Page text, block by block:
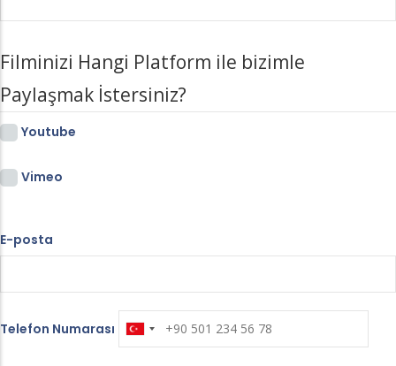
Filminizi Hangi Platform ile bizimle
Paylaşmak İstersiniz?
Youtube
Vimeo
E-posta
Telefon Numarası